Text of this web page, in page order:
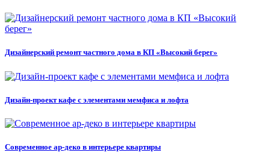
Дизайнерский ремонт частного дома в КП «Высокий берег»
Дизайн-проект кафе с элементами мемфиса и лофта
Современное ар-деко в интерьере квартиры